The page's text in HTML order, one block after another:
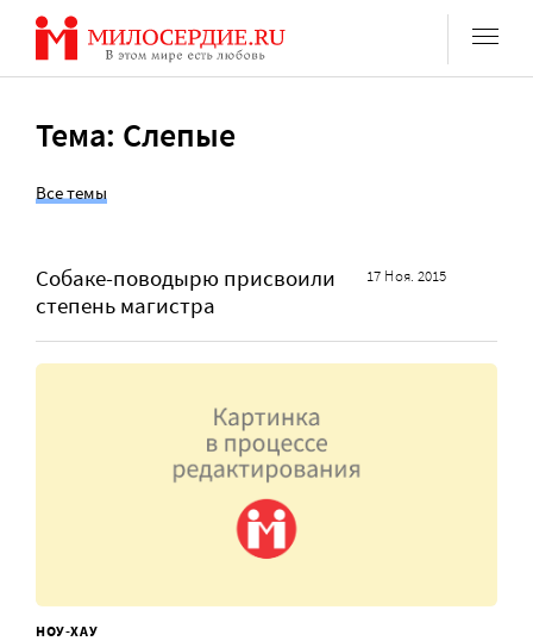
Перейти
содержанию
Тема: Слепые
Все темы
Собаке-поводырю присвоили
степень магистра
17 Ноя. 2015
НОУ-ХАУ